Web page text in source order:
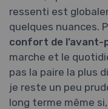
ressenti est
quelques nuances.
confort de l’avant-
marche et le
pas la paire la plus
je reste un peu
long terme même